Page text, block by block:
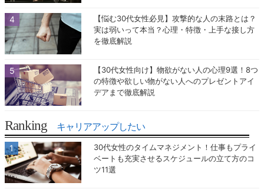
【悩む30代女性必見】攻撃的な人の末路とは？
実は弱いって本当？心理・特徴・上手な接し方
を徹底解説
【30代女性向け】物欲がない人の心理9選！8つ
の特徴や欲しい物がない人へのプレゼントアイ
デアまで徹底解説
Ranking キャリアアップしたい
30代女性のタイムマネジメント！仕事もプライ
ベートも充実させるスケジュールの立て方のコ
ツ11選